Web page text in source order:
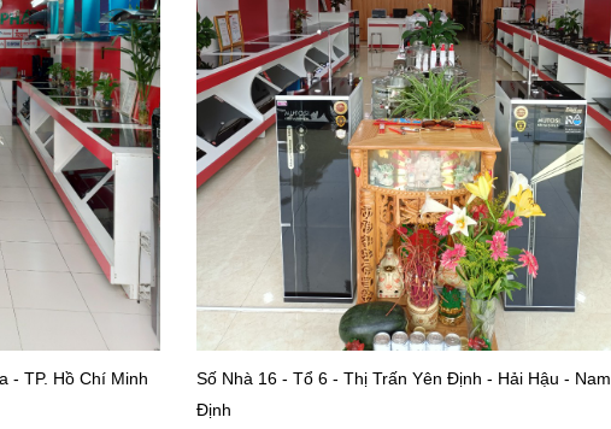
- TP. Hồ Chí Minh
Số Nhà 16 - Tổ 6 - Thị Trấn Yên Định - Hải Hậu - Nam
Định